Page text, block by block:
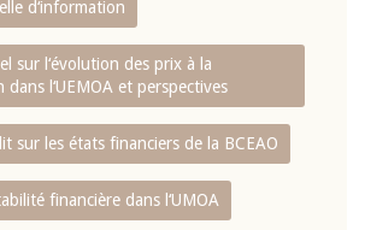
d‘information
sur l‘évolution des prix à la
dans l‘UEMOA et perspectives
sur les états financiers de la BCEAO
financière dans l‘UMOA